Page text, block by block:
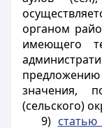
органом
имеющего
значения,
(сельского)
9)